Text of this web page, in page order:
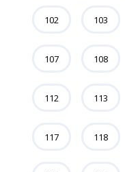
102 103
107 108
112 113
117 118